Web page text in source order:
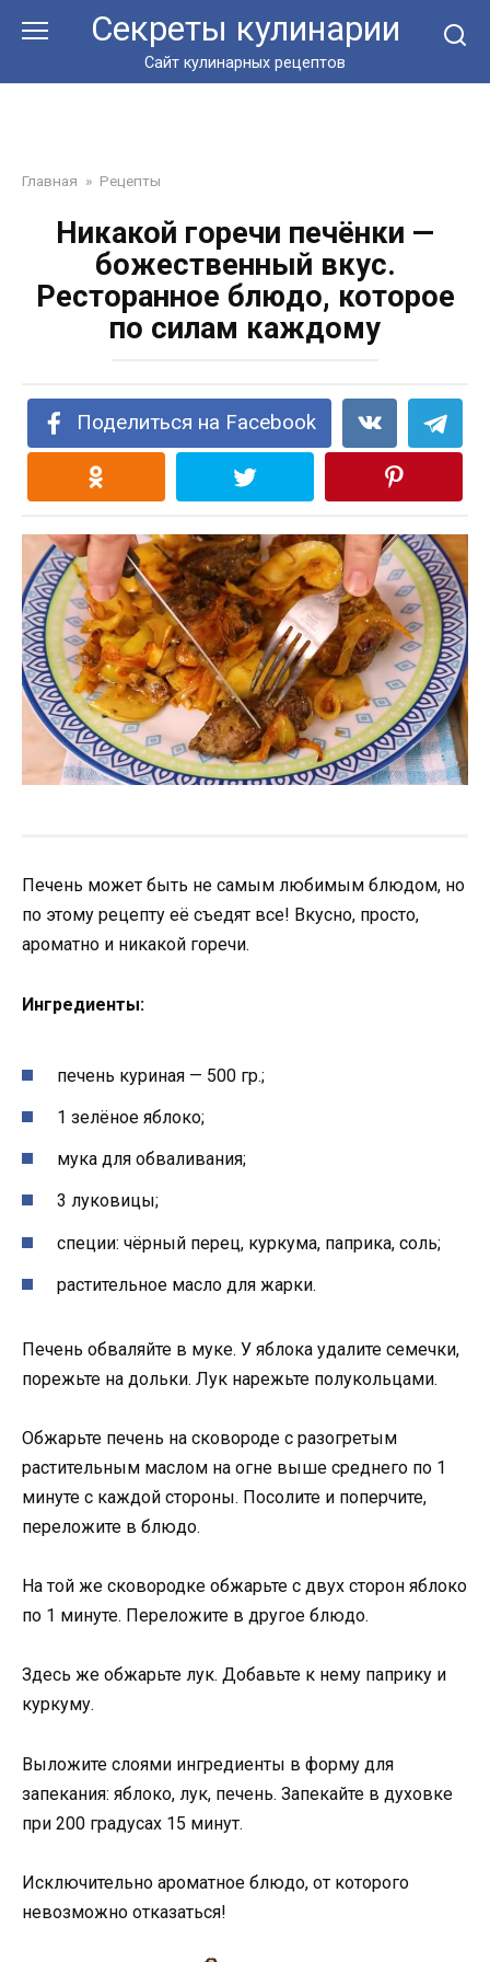
Секреты кулинарии
Сайт кулинарных рецептов
Главная » Рецепты
Никакой горечи печёнки —
божественный вкус.
Ресторанное блюдо, которое
по силам каждому
Поделиться на Facebook
Печень может быть не самым любимым блюдом, но
по этому рецепту её съедят все! Вкусно, просто,
ароматно и никакой горечи.
Ингредиенты:
печень куриная — 500 гр.;
1 зелёное яблоко;
мука для обваливания;
3 луковицы;
специи: чёрный перец, куркума, паприка, соль;
растительное масло для жарки.
Печень обваляйте в муке. У яблока удалите семечки,
порежьте на дольки. Лук нарежьте полукольцами.
Обжарьте печень на сковороде с разогретым
растительным маслом на огне выше среднего по 1
минуте с каждой стороны. Посолите и поперчите,
переложите в блюдо.
На той же сковородке обжарьте с двух сторон яблоко
по 1 минуте. Переложите в другое блюдо.
Здесь же обжарьте лук. Добавьте к нему паприку и
куркуму.
Выложите слоями ингредиенты в форму для
запекания: яблоко, лук, печень. Запекайте в духовке
при 200 градусах 15 минут.
Исключительно ароматное блюдо, от которого
невозможно отказаться!